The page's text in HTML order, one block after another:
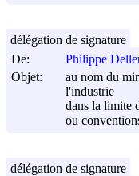
De:
Philippe
Objet:
au nom du
l'industrie
dans la limite
ou
délégation de signature
délégation de signature